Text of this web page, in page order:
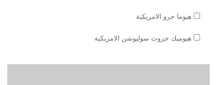
هيوما جرو الامريكية
هيوميك جروث سوليوشن الامريكية